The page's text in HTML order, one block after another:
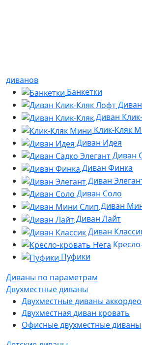
диванов
Банкетки
Диван
Клик-Кляк
Диван Идея
Диван
Диван Финка
Диван
Диван Соло
Диван
Диван Лайт
Диван
Пуфики
Диваны по параметрам
Двухместные диваны
Двухместные диваны
Двухместная диван кровать
Офисные двухместные диваны